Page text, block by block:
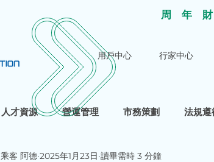
周年
用戶中心 行家中心
人才資源 營運管理 市務策劃 法規遵
乘客 阿德 2025年1月23日 讀畢需時 3 分鐘